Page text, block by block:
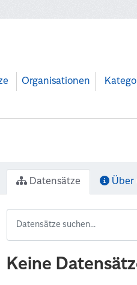
Organisationen
Datensätze Über
Keine